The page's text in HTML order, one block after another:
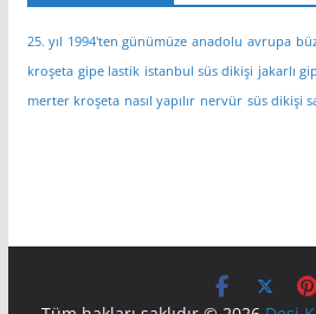
25. yıl 1994'ten günümüze anadolu avrupa
kroşeta gipe lastik istanbul süs dikişi jakarlı
merter kroşeta nasıl yapılır nervür süs dikişi